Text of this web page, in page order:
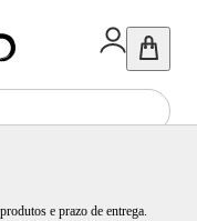
e prazo de entrega.